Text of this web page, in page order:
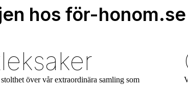
hos för-honom.se
över vår extraordinära samling som